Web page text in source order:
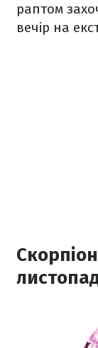
раптом
вечір на